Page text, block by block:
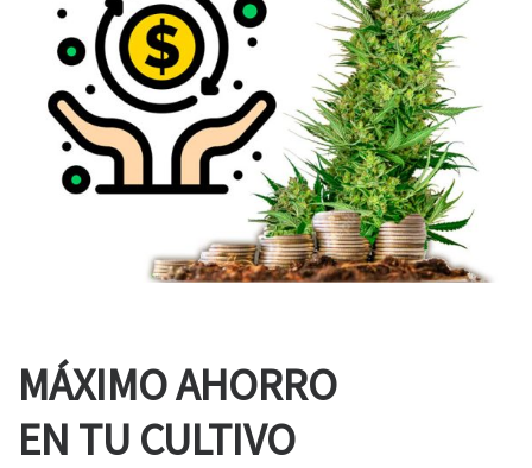
MÁXIMO AHORRO
EN TU CULTIVO